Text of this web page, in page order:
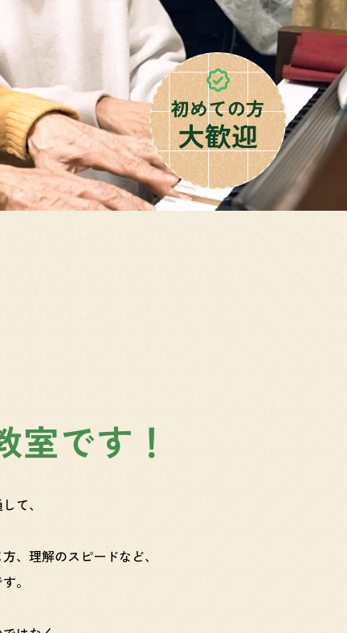
室です！
て、
、理解のスピードなど、
。